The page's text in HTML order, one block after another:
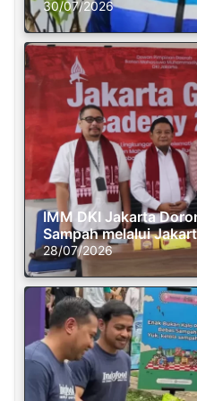
30/07/2026
IMM DKI Jakarta
Sampah melalui
28/07/2026